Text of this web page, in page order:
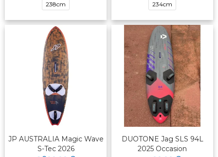
238cm
234cm
JP AUSTRALIA Magic Wave
S-Tec 2026
DUOTONE Jag SLS 94L
2025 Occasion